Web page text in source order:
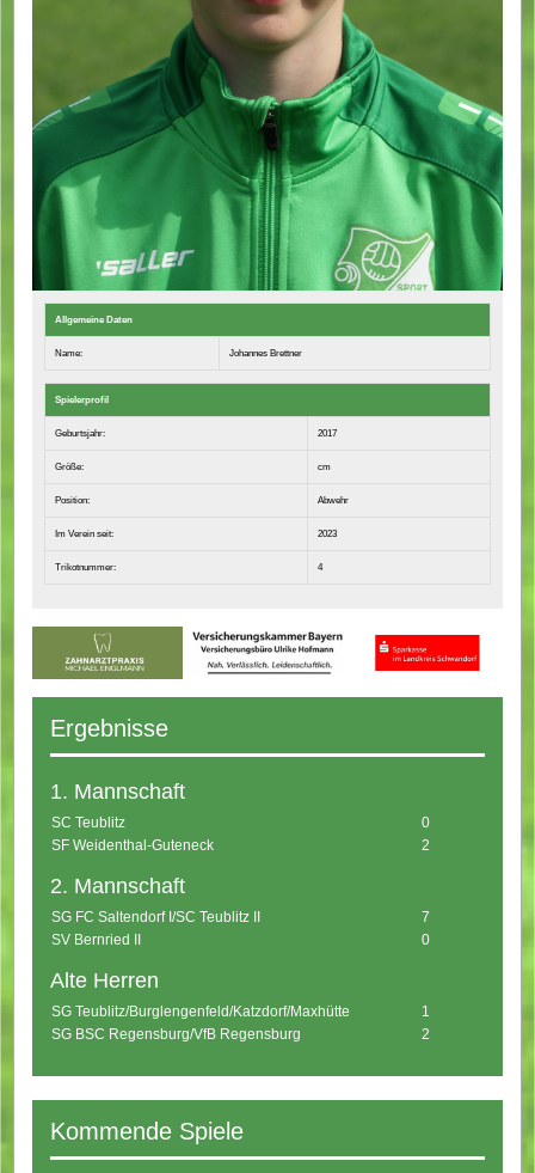
Allgemeine Daten
Name: Johannes Brettner
Spielerprofil
Geburtsjahr: 2017
Größe: cm
Position: Abwehr
Im Verein seit: 2023
Trikotnummer: 4
Ergebnisse
1. Mannschaft
SC Teublitz
0
SF Weidenthal-Guteneck
2
2. Mannschaft
SG FC Saltendorf I/SC Teublitz II
7
SV Bernried II
0
Alte Herren
SG Teublitz/Burglengenfeld/Katzdorf/Maxhütte
1
SG BSC Regensburg/VfB Regensburg
2
Kommende Spiele